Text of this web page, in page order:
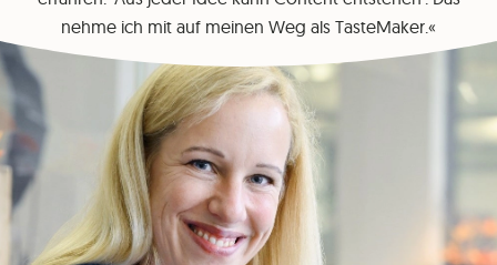
nehme ich mit auf meinen Weg als TasteMaker.«